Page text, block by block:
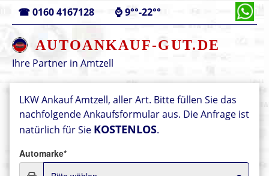
☎0160 4167128 ⌚9°°-22°°
AUTOANKAUF-GUT.DE
Ihre Partner in Amtzell
LKW Ankauf Amtzell, aller Art. Bitte füllen Sie das
nachfolgende Ankaufsformular aus. Die Anfrage ist
natürlich für Sie KOSTENLOS.